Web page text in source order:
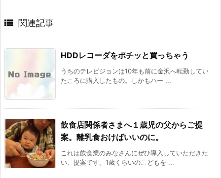
 関連記事
HDDレコーダをポチッと買っちゃう
うちのテレビジョンは10年も前に金沢へ転勤してい
たころに購入したもの。しかもハー ...
飲食店関係者さまへ１歳児の父からご提
案。離乳食おけばいいのに。
これは飲食業のみなさんにぜひ導入していただきた
い、提案です。1歳くらいのこどもを ...